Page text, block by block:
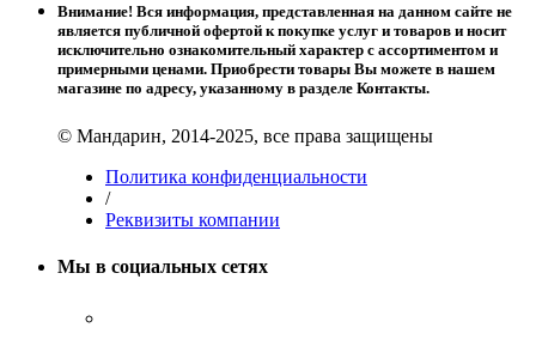
Внимание! Вся информация, представленная на данном сайте не
является публичной офертой к покупке услуг и товаров и носит
исключительно ознакомительный характер с ассортиментом и
примерными ценами. Приобрести товары Вы можете в нашем
магазине по адресу, указанному в разделе Контакты.
© Мандарин, 2014-2025, все права защищены
Политика конфиденциальности
/
Реквизиты компании
Мы в социальных сетях